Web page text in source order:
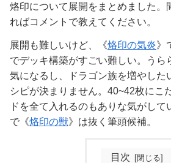
烙印について展開をまとめました。
ればコメントで教えてください。
展開も難しいけど、《烙印の気炎》
でデッキ構築がすごい難しい。うら
気になるし、ドラゴン族を増やした
シピが決まりません。40~42枚にこ
ドを全て入れるのもありな気がして
で《烙印の獣》は抜く筆頭候補。
目次